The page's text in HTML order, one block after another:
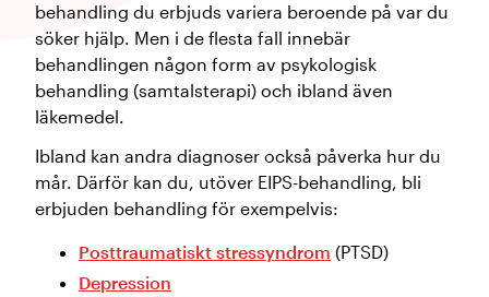
behandling du erbjuds variera beroende på var du
söker hjälp. Men i de flesta fall innebär
behandlingen någon form av psykologisk
behandling (samtalsterapi) och ibland även
läkemedel.
Ibland kan andra diagnoser också påverka hur du
mår. Därför kan du, utöver EIPS-behandling, bli
erbjuden behandling för exempelvis:
Posttraumatiskt stressyndrom (PTSD)
Depression